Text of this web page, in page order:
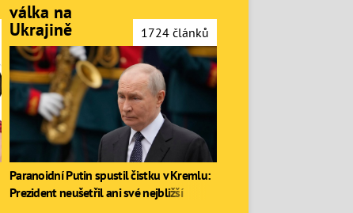
válka na
Ukrajině 1724 článků
Paranoidní Putin spustil čistku v Kremlu:
Prezident neušetřil ani své nejbližší